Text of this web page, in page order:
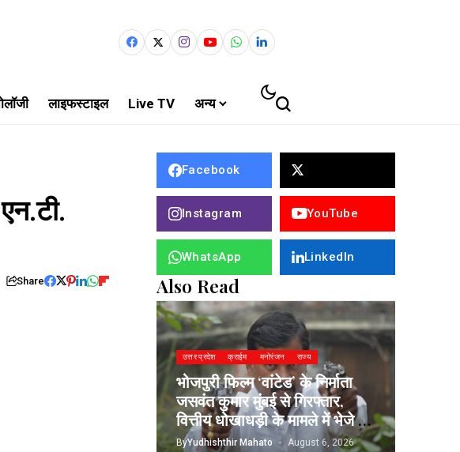
लाइफस्टाइल Live TV अन्य
Share
Facebook
Instagram YouTube
WhatsApp LinkedIn
Also Read
उत्तर प्रदेश क्राईम मनोरंजन राज्य
भोजपुरी फिल्म ‘वांटेड’ के निर्माता
जसवंत कुमार मुंबई से गिरफ्तार,
वित्तीय धोखाधड़ी के मामले में भेजे गए
जेल
ByYudhishthir Mahato August 6, 2026